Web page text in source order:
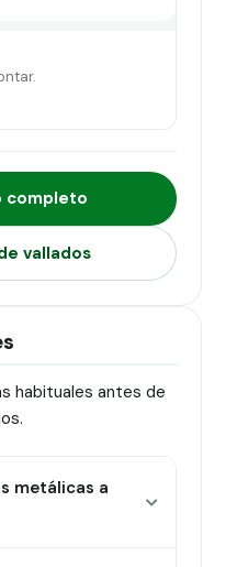
completo
vallados
habituales antes de
metálicas a